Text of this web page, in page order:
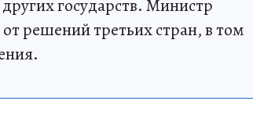
государств. Министр
решений третьих стран, в том